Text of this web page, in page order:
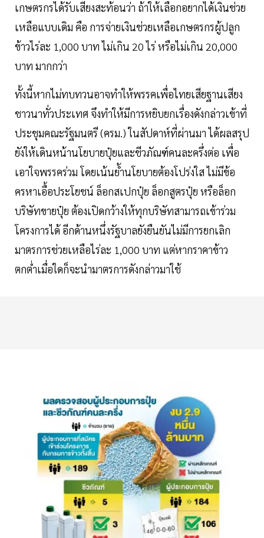
เกษตรกรได้รับเสียงสะท้อนว่า ถ้าให้เลือกอยากได้เงินช่วย
เหลือแบบเดิม คือ การจ่ายเงินช่วยเหลือเกษตรกรผู้ปลูก
ข้าวไร่ละ 1,000 บาท ไม่เกิน 20 ไร่ หรือไม่เกิน 20,000
บาท มากกว่า
ทั้งนี้หากไม่ทบทวนอาจทำให้พรรคเพื่อไทยเสียฐานเสียง
ชาวนาทั่วประเทศ จึงทำให้มีการหยิบยกเรื่องดังกล่าวเข้าที่
ประชุมคณะรัฐมนตรี (ครม.) ในสัปดาห์ที่ผ่านมา ได้ผลสรุป
ยังให้เดินหน้านโยบายปุ๋ยและชีวภัณฑ์คนละครึ่งต่อ เพื่อ
เอาใจพรรคร่วม โดยเน้นยํ้านโยบายต้องโปร่งใส ไม่มีข้อ
ครหาเอื้อประโยชน์ ล็อกสเปกปุ๋ย ล็อกสูตรปุ๋ย หรือล็อก
บริษัทขายปุ๋ย ต้องเปิดกว้างให้ทุกบริษัทสามารถเข้าร่วม
โครงการได้ อีกด้านหนึ่งรัฐบาลยังยืนยันไม่มีการยกเลิก
มาตรการช่วยเหลือไร่ละ 1,000 บาท แต่หากราคาข้าว
ตกตํ่าเมื่อใดก็จะนำมาตรการดังกล่าวมาใช้